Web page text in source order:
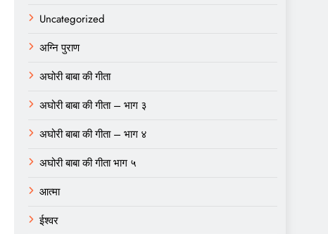
Uncategorized
अग्नि पुराण
अघोरी बाबा की गीता
अघोरी बाबा की गीता – भाग ३
अघोरी बाबा की गीता – भाग ४
अघोरी बाबा की गीता भाग ५
आत्मा
ईश्वर